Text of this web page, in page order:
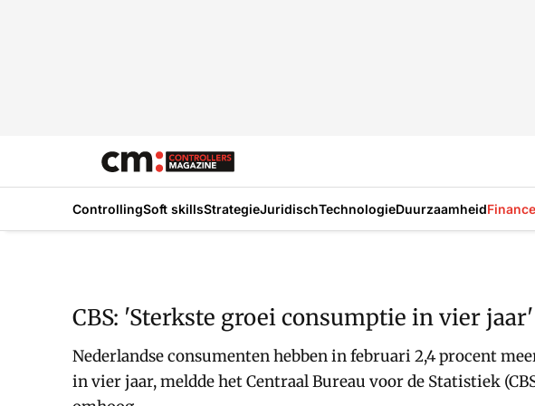
ControllingSoft skillsStrategieJuridischTechnologieDuurzaamheid
CBS: 'Sterkste groei consumptie in vier jaar'
Nederlandse consumenten hebben in februari 2,4 procent
in vier jaar, meldde het Centraal Bureau voor de Statistiek